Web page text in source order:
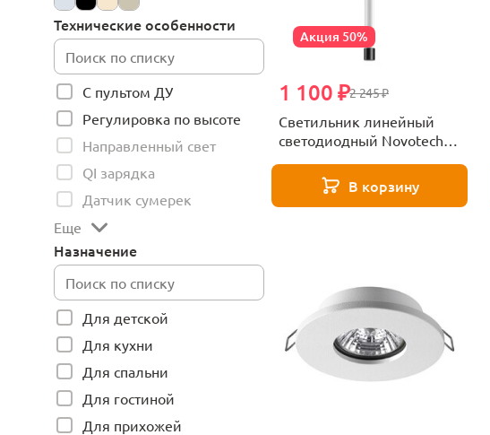
Технические особенности
С пультом ДУ
Регулировка по высоте
Направленный свет
QI зарядка
Датчик сумерек
Еще
Назначение
Для детской
Для кухни
Для спальни
Для гостиной
Для прихожей
Акция 50%
2 245 ₽
1 100 ₽
Светильник линейный
светодиодный Novotech
В корзину